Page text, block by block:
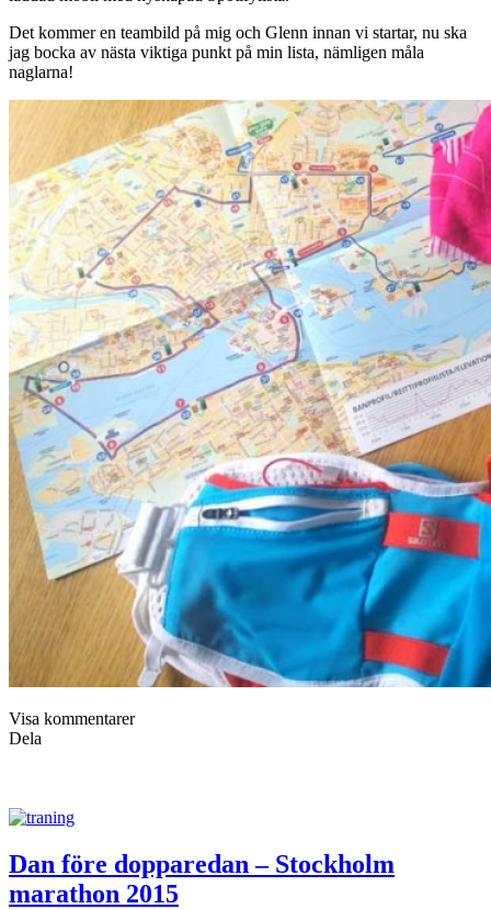
Det kommer en teambild på mig och Glenn innan vi startar, nu ska
jag bocka av nästa viktiga punkt på min lista, nämligen måla
naglarna!
Visa kommentarer
Dela
Dan före dopparedan – Stockholm
marathon 2015